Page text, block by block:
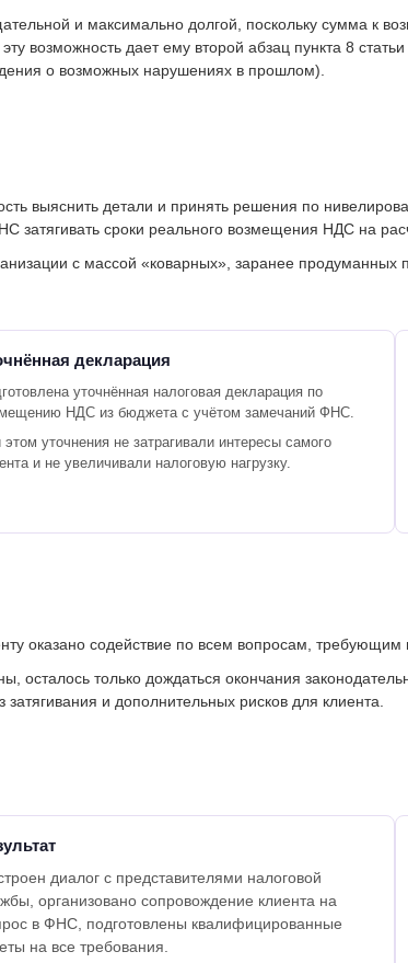
и максимально долгой, поскольку сумма к
возможность дает ему второй абзац пункта 8
о возможных нарушениях в прошлом).
выяснить детали и принять решения по
затягивать сроки реального возмещения НДС на
с массой «коварных», заранее продуманных
декларация
уточнённая налоговая декларация по
НДС из бюджета с учётом замечаний ФНС.
этом уточнения не затрагивали интересы самого
и не увеличивали налоговую нагрузку.
оказано содействие по всем вопросам, требующим
только дождаться окончания
и дополнительных рисков для клиента.
диалог с представителями налоговой
организовано сопровождение клиента на
в ФНС, подготовлены квалифицированные
на все требования.